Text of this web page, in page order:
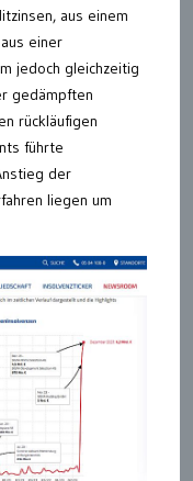
aus einem
einer
jedoch gleichzeitig
gedämpften
rückläufigen
führte
der
liegen um